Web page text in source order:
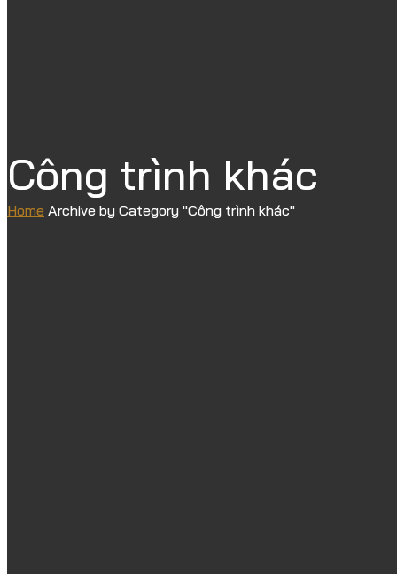
Công trình khác
Home Archive by Category "Công trình khác"